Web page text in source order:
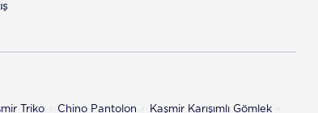
Triko Chino Pantolon Kaşmir Karışımlı Gömlek